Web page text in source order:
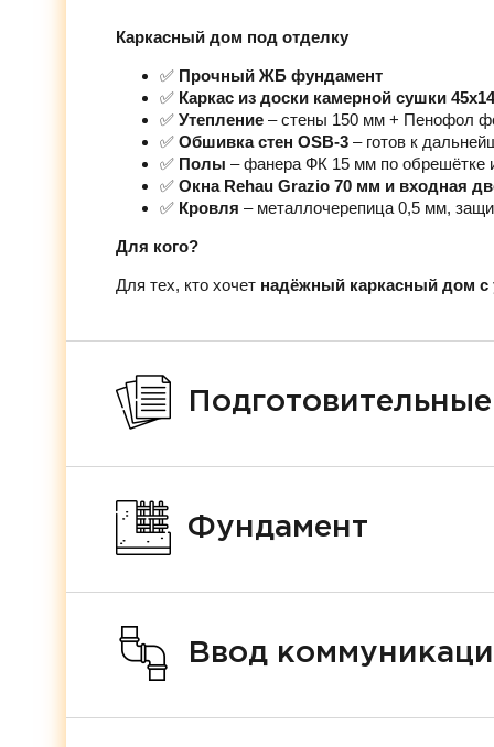
Каркасный дом под отделку
✅ Прочный ЖБ фундамент
✅ Каркас из доски камерной сушки
✅ Утепление – стены 150 мм + Пенофол
✅ Обшивка стен OSB-3 – готов к
✅ Полы – фанера ФК 15 мм по обрешётке
✅ Окна Rehau Grazio 70 мм и входная
✅ Кровля – металлочерепица 0,5 мм,
Для кого?
Для тех, кто хочет надёжный каркасный дом с
Фундамент
Ввод